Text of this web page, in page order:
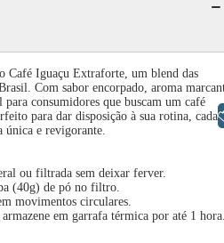
Café Iguaçu Extraforte, um blend das
Com sabor encorpado, aroma
consumidores que buscam um café
para dar disposição à sua rotina, cada
única e revigorante.
ou filtrada sem deixar ferver.
(40g) de pó no filtro.
movimentos circulares.
em garrafa térmica por até 1
Libras